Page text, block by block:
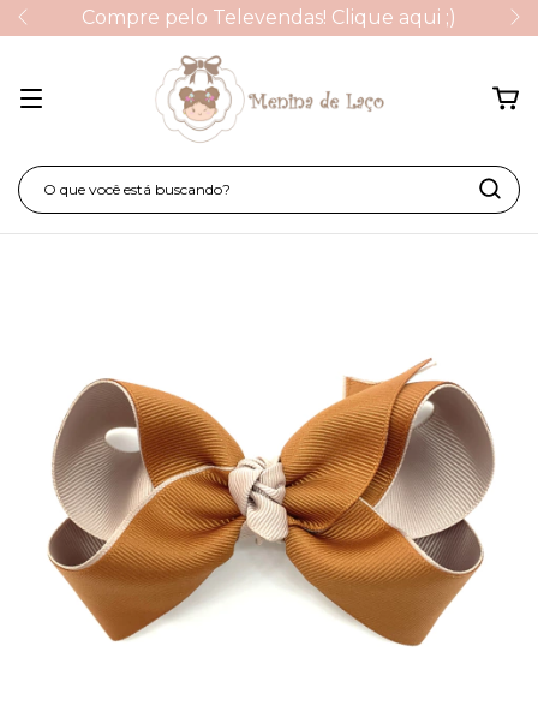
Compre pelo Televendas! Clique aqui ;)